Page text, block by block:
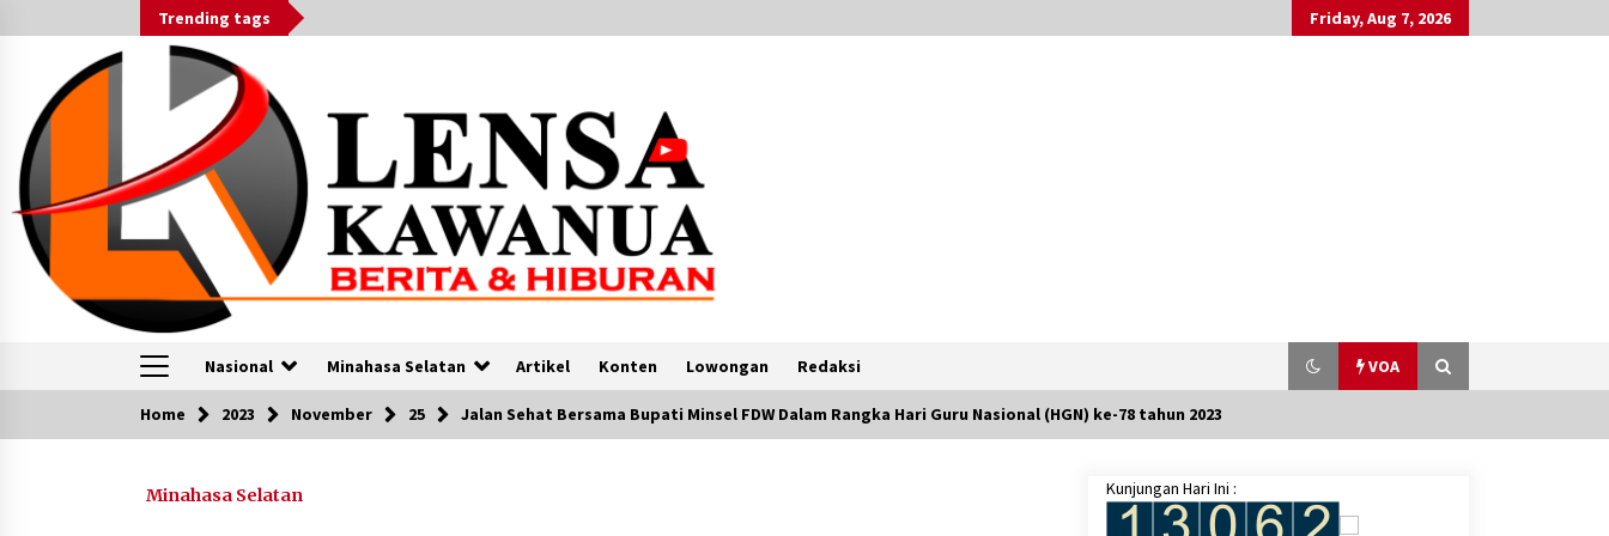
to
Trending tags Friday, Aug 7, 2026
Nasional Minahasa Selatan Artikel Konten Lowongan Redaksi VOA
VOA
Australia, Indonesia Teken
Panel Pesawat Alaska Airlines Lepas
di Udara, Keamanan Boeing 737 Max
Home 2023 November 25 Jalan Sehat Bersama Bupati Minsel FDW Dalam Rangka Hari Guru Nasional (HGN) ke-78 tahun 2023
Minahasa Selatan Kunjungan Hari Ini :